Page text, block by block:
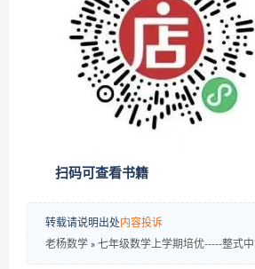
扫码可查看书籍
转载请说明出处内容投诉
老杨数学 » 七年级数学上学期培优-----​整式